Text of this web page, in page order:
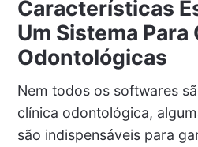
Características
Um Sistema Para
Odontológicas
Nem todos os softwares
clínica odontológica,
são indispensáveis para